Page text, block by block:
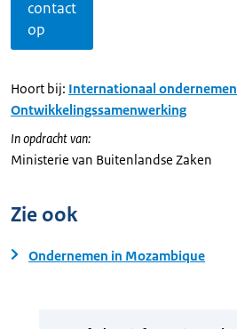
contact
op
Hoort bij: Internationaal ondernemen
Ontwikkelingssamenwerking
In opdracht van:
Ministerie van Buitenlandse Zaken
Zie ook
Ondernemen in Mozambique